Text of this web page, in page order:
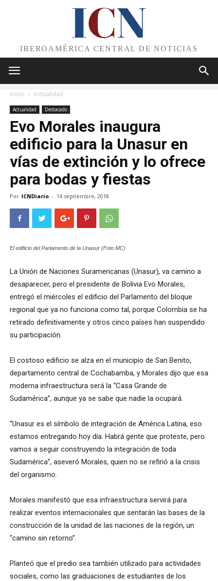
ICN
IBEROAMÉRICA CENTRAL DE NOTICIAS
Inicio Actualidad
Actualidad Destacado
Evo Morales inaugura
edificio para la Unasur en
vías de extinción y lo ofrece
para bodas y fiestas
Por ICNDiario - 14 septiembre, 2018
El edificio del Parlamento de la Unasur (Foto MC)
La Unión de Naciones Suramericanas (Unasur), va camino a
desaparecer, pero el presidente de Bolivia Evo Morales,
entregó el miércoles el edificio del Parlamento del bloque
regional que ya no funciona como tal, porque Colombia se ha
retirado definitivamente y otros cinco países han suspendido
su participación.
El costoso edificio se alza en el municipio de San Benito,
departamento central de Cochabamba, y Morales dijo que esa
moderna infraestructura será la “Casa Grande de
Sudamérica”, aunque ya se sabe que nadie la ocupará.
“Unasur es el símbolo de integración de América Latina, eso
estamos entregando hoy día. Habrá gente que proteste, pero
vamos a seguir construyendo la integración de toda
Sudamérica”, aseveró Morales, quien no se refirió a la crisis
del organismo.
Morales manifestó que esa infraestructura servirá para
realizar eventos internacionales que sentarán las bases de la
construcción de la unidad de las naciones de la región, un
“camino sin retorno”.
Planteó que el predio sea también utilizado para actividades
sociales, como las graduaciones de estudiantes de los